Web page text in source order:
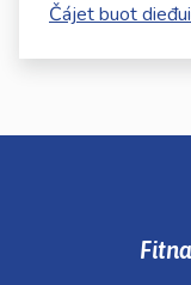
Čájet buot